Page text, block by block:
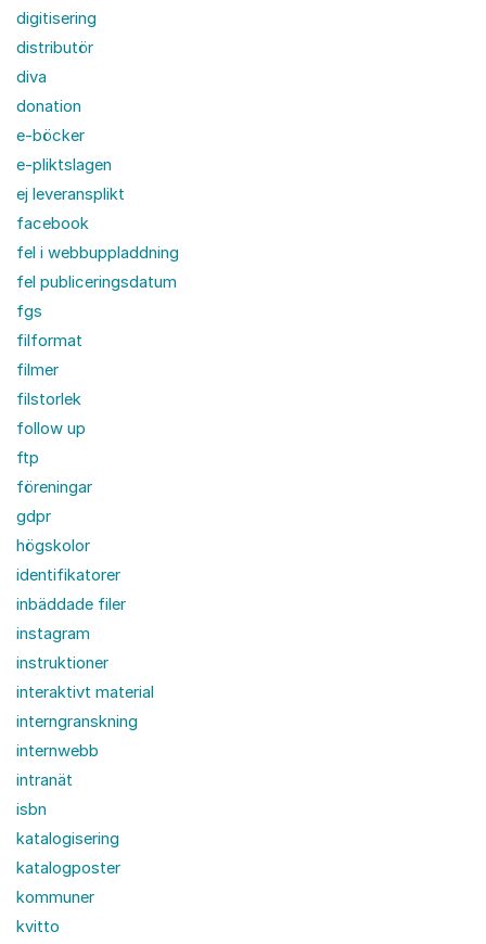
digitisering
distributör
diva
donation
e-böcker
e-pliktslagen
ej leveransplikt
facebook
fel i webbuppladdning
fel publiceringsdatum
fgs
filformat
filmer
filstorlek
follow up
ftp
föreningar
gdpr
högskolor
identifikatorer
inbäddade filer
instagram
instruktioner
interaktivt material
interngranskning
internwebb
intranät
isbn
katalogisering
katalogposter
kommuner
kvitto